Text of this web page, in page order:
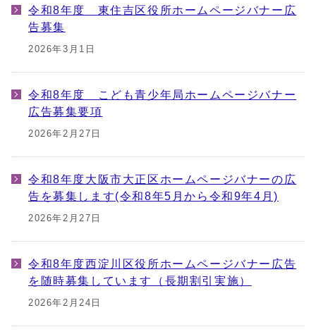
令和8年度 東住吉区役所ホームページバナー広
告募集
2026年3月1日
令和8年度 こども青少年局ホームページバナー
広告募集要項
2026年2月27日
令和8年度大阪市大正区ホームページバナーの広
告を募集します(令和8年5月から令和9年4月)
2026年2月27日
令和8年度西淀川区役所ホームページバナー広告
を随時募集しています（長期割引実施）
2026年2月24日